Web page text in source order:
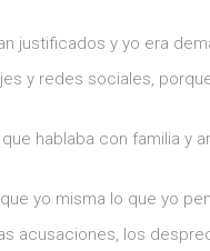
justificados y yo era
y redes sociales,
hablaba con familia y
yo misma lo que yo
acusaciones, los